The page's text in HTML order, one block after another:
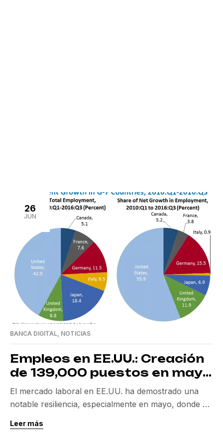
26
JUN
BANCA DIGITAL, NOTICIAS
Empleos en EE.UU.: Creación
de 139,000 puestos en mayo
revela resiliencia
El mercado laboral en EE.UU. ha demostrado una
notable resiliencia, especialmente en mayo, donde se
incremento superó las expectativas de los
Leer más